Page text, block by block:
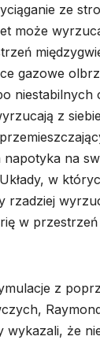
ze
może
gazowe
niestabilnych
z
napotyka na
w
rzadziej
w przestrzeń
z
wykazali, że